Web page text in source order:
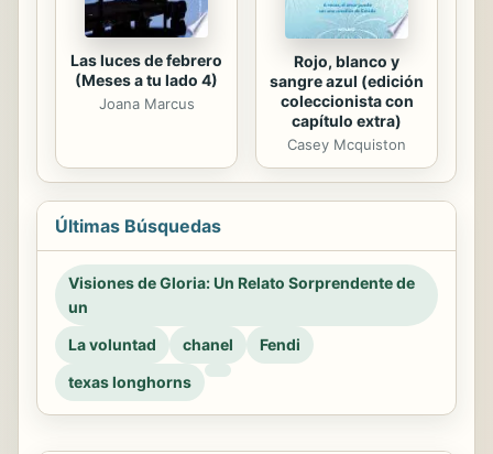
Las luces de febrero
(Meses a tu lado 4)
Joana Marcus
Rojo, blanco y
sangre azul (edición
coleccionista con
capítulo extra)
Casey Mcquiston
Últimas Búsquedas
Visiones de Gloria: Un Relato Sorprendente de
un
La voluntad
chanel
Fendi
texas longhorns